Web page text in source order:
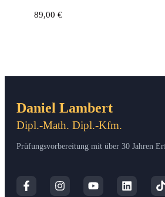
89,00 €
Daniel Lambert
Dipl.-Math. Dipl.-Kfm.
Prüfungsvorbereitung mit über 30 Jahren